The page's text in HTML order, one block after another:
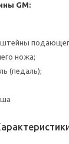
GM:
ножа;
(педаль);